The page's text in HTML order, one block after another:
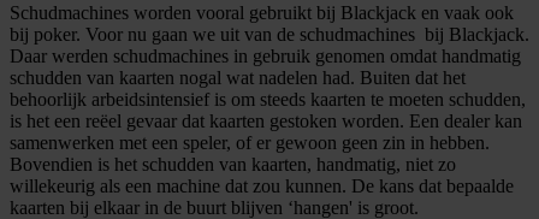
Schudmachines worden vooral gebruikt bij Blackjack en vaak ook
bij poker. Voor nu gaan we uit van de schudmachines bij Blackjack.
Daar werden schudmachines in gebruik genomen omdat handmatig
schudden van kaarten nogal wat nadelen had. Buiten dat het
behoorlijk arbeidsintensief is om steeds kaarten te moeten schudden,
is het een reëel gevaar dat kaarten gestoken worden. Een dealer kan
samenwerken met een speler, of er gewoon geen zin in hebben.
Bovendien is het schudden van kaarten, handmatig, niet zo
willekeurig als een machine dat zou kunnen. De kans dat bepaalde
kaarten bij elkaar in de buurt blijven ‘hangen' is groot.